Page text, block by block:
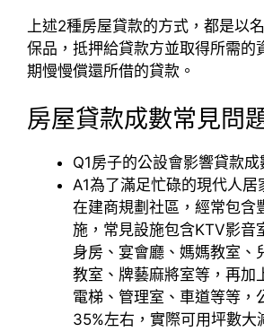
上述2種房屋貸款的方式，都是以
保品，抵押給貸款方並取得所需的
期慢慢償還所借的貸款。
房屋貸款成數常見問
Q1房子的公設會影響貸款成
A1為了滿足忙碌的現代人居
在建商規劃社區，經常包含
施，常見設施包含KTV影音
身房、宴會廳、媽媽教室、
教室、牌藝麻將室等，再加
電梯、管理室、車道等等，
35%左右，實際可用坪數大